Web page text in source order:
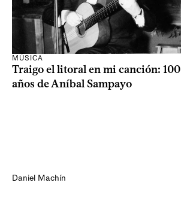
MÚSICA
Traigo el litoral en mi canción: 100
años de Aníbal Sampayo
Daniel Machín